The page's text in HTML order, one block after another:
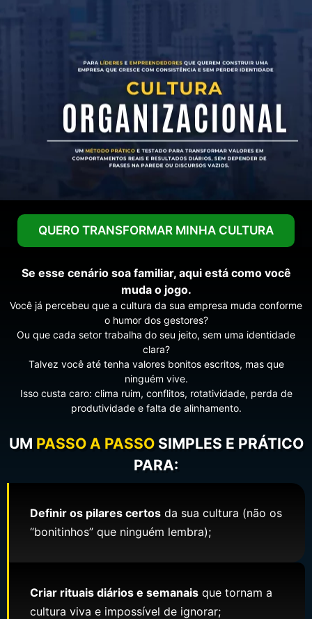
QUERO TRANSFORMAR MINHA CULTURA
Se esse cenário soa familiar, aqui está como você
muda o jogo.
Você já percebeu que a cultura da sua empresa muda conforme
o humor dos gestores?
Ou que cada setor trabalha do seu jeito, sem uma identidade
clara?
Talvez você até tenha valores bonitos escritos, mas que
ninguém vive.
Isso custa caro: clima ruim, conflitos, rotatividade, perda de
produtividade e falta de alinhamento.
UM PASSO A PASSOSIMPLES E PRÁTICO
PARA:
Definir os pilares certos da sua cultura (não os
“bonitinhos” que ninguém lembra);
Criar rituais diários e semanais que tornam a
cultura viva e impossível de ignorar;